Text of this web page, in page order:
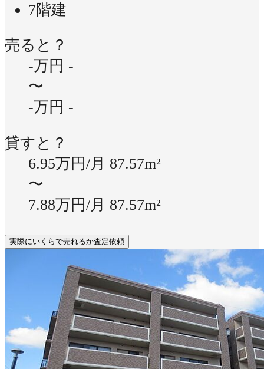
7階建
売ると？
-万円 -
〜
-万円 -
貸すと？
6.95万円/月 87.57m²
〜
7.88万円/月 87.57m²
実際にいくらで売れるか査定依頼